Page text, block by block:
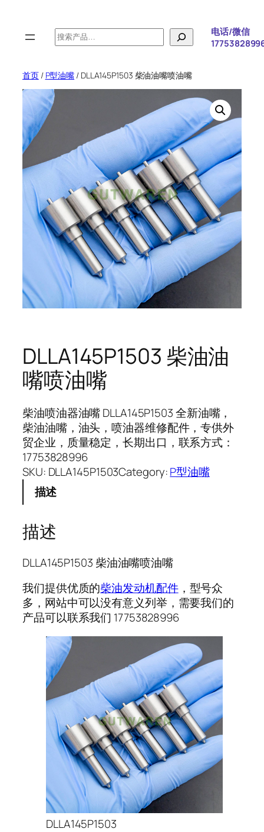
搜
索
电话/微信
首页/ P型油嘴 / DLLA145P1503 柴油油嘴喷油嘴
DLLA145P1503 柴油油
嘴喷油嘴
柴油喷油器油嘴 DLLA145P1503 全新油嘴，
柴油油嘴，油头，喷油器维修配件，专供外
贸企业，质量稳定，长期出口，联系方式：
17753828996
SKU: DLLA145P1503Category:P型油嘴
描述
描述
DLLA145P1503 柴油油嘴喷油嘴
我们提供优质的柴油发动机配件，型号众
多，网站中可以没有意义列举，需要我们的
产品可以联系我们 17753828996
DLLA145P1503